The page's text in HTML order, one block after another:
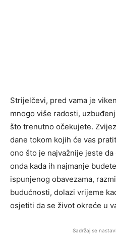
Strijelčevi, pred vama je
mnogo više radosti,
što trenutno očekujete.
dane tokom kojih će vas
ono što je najvažnije jeste
onda kada ih najmanje
ispunjenog obavezama,
budućnosti, dolazi vrijeme
osjetiti da se život okreće u
Sadržaj se